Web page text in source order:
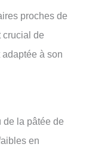
proches de
crucial de
à son
de la pâtée de
en